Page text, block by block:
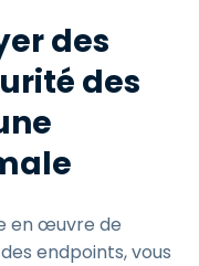
des
des
en œuvre de
endpoints, vous